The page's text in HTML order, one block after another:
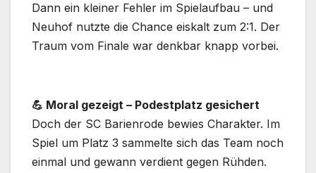
Dann ein kleiner Fehler im Spielaufbau – und
Neuhof nutzte die Chance eiskalt zum 2:1. Der
Traum vom Finale war denkbar knapp vorbei.
💪 Moral gezeigt – Podestplatz gesichert
Doch der SC Barienrode bewies Charakter. Im
Spiel um Platz 3 sammelte sich das Team noch
einmal und gewann verdient gegen Rühden.